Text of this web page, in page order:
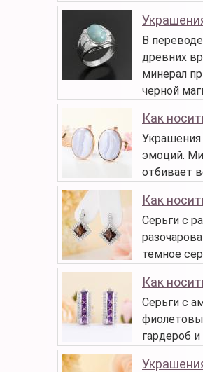
В
древних
минерал
черной
Как
Украшения
эмоций.
отбивает
Как
Серьги с
темное
Как
Серьги с
гардероб